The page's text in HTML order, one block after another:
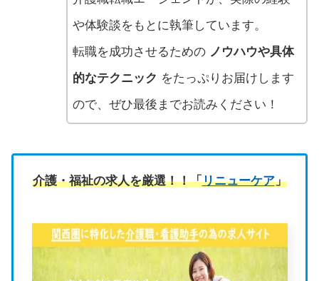
や体験談をもとに執筆しています。
転職を成功させるための ノウハウや具体
的なテクニック をたっぷりお届けします
ので、ぜひ最後までお読みください！
介護・福祉の求人を厳選！！「リニューケア」